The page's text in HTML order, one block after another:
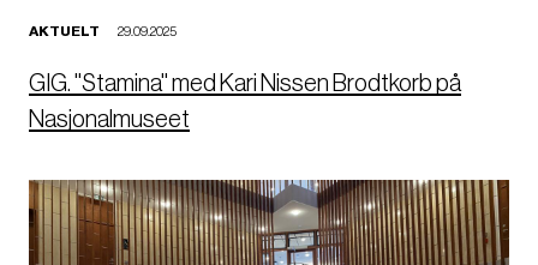
AKTUELT 29.09.2025
GIG. "Stamina" med Kari Nissen Brodtkorb på
Nasjonalmuseet
B
i
l